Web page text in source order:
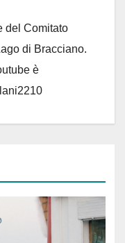
del Comitato
di Bracciano.
è